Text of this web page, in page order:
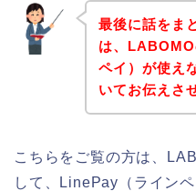
最後に話をま
は、
ペイ）が使え
いてお伝えさ
こちらをご覧の方は、
して、LinePay（ライン